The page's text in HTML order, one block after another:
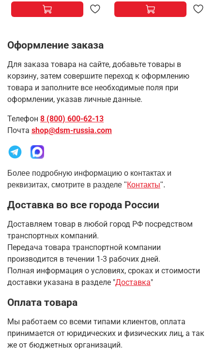
Оформление заказа
Для заказа товара на сайте, добавьте товары в
корзину, затем совершите переход к оформлению
товара и заполните все необходимые поля при
оформлении, указав личные данные.
Телефон 8 (800) 600-62-13
Почта shop@dsm-russia.com
Более подробную информацию о контактах и
реквизитах, смотрите в разделе "Контакты".
Доставка во все города России
Доставляем товар в любой город РФ посредством
транспортных компаний.
Передача товара транспортной компании
производится в течении 1-3 рабочих дней.
Полная информация о условиях, сроках и стоимости
доставки указана в разделе "Доставка"
Оплата товара
Мы работаем со всеми типами клиентов, оплата
принимается от юридических и физических лиц, а так
же от бюджетных организаций.